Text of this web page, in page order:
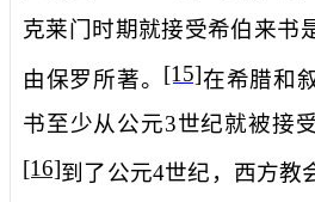
克莱门时期就接受希伯来书
由保罗所著。 [15]在希腊和
书至少从公元3世纪就被接
[16]到了公元4世纪，西方教